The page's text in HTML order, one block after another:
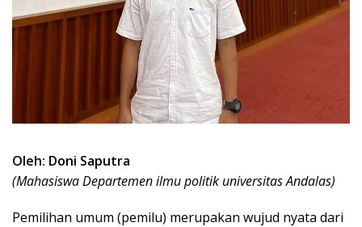
Oleh: Doni Saputra
(Mahasiswa Departemen ilmu politik universitas Andalas)
Pemilihan umum (pemilu) merupakan wujud nyata dari